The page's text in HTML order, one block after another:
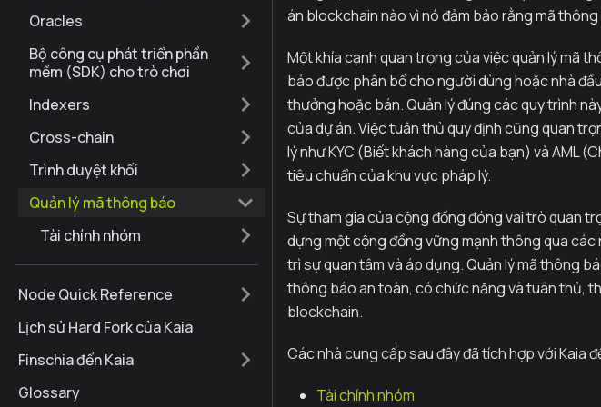
Oracles
Bộ công cụ phát triển phần
mềm (SDK) cho trò chơi
Indexers
Cross-chain
Trình duyệt khối
Quản lý mã thông báo
Tài chính nhóm
Node Quick Reference
Lịch sử Hard Fork của Kaia
Finschia đến Kaia
Glossary
án blockchain nào vì nó đảm bảo rằng mã
Một khía cạnh quan trọng của việc quản lý mã
báo được phân bổ cho người dùng hoặc nhà
thưởng hoặc bán. Quản lý đúng các quy trình
của dự án. Việc tuân thủ quy định cũng quan
lý như KYC (Biết khách hàng của bạn) và AML
tiêu chuẩn của khu vực pháp lý.
Sự tham gia của cộng đồng đóng vai trò quan
dựng một cộng đồng vững mạnh thông qua
trì sự quan tâm và áp dụng. Quản lý mã thông
thông báo an toàn, có chức năng và tuân thủ,
blockchain.
Các nhà cung cấp sau đây đã tích hợp với Kaia
Tài chính nhóm